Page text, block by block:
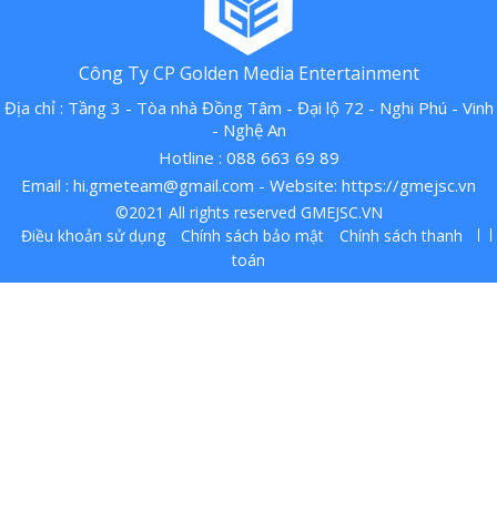
Công Ty CP Golden Media Entertainment
Địa chỉ : Tầng 3 - Tòa nhà Đồng Tâm - Đại lộ 72 - Nghi Phú - Vinh
- Nghệ An
Hotline : 088 663 69 89
Email : hi.gmeteam@gmail.com - Website: https://gmejsc.vn
©2021 All rights reserved GMEJSC.VN
Điều khoản sử dụng
Chính sách bảo mật
Chính sách thanh
toán